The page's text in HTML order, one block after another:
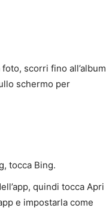
foto, scorri fino all’album
schermo per
tocca Bing.
, quindi tocca Apri
e impostarla come